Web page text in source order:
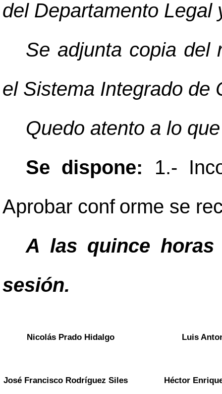
del Departamento Legal
Se adjunta copia del
el Sistema Integrado de
Quedo atento a lo
Se dispone: 1.-
Aprobar conf orme se
A las quince
sesión.
Nicolás Prado Hidalgo Luis
José Francisco Rodríguez Siles Héctor